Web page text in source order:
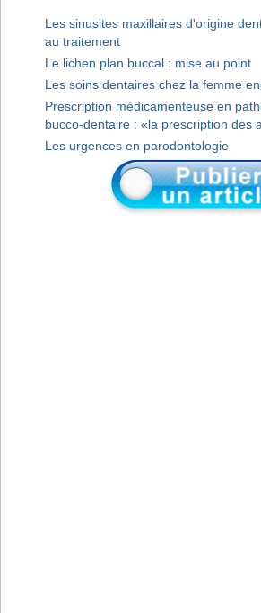
Les sinusites maxillaires d'origine
au traitement
Le lichen plan buccal : mise au point
Les soins dentaires chez la femme
Prescription médicamenteuse en
bucco-dentaire : «la prescription des
Les urgences en parodontologie